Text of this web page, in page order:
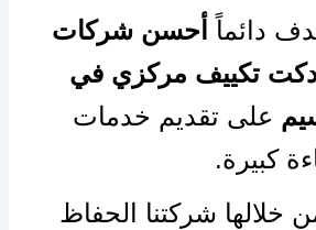
دائماً
أحسن شركات
تكييف مركزي في
على تقديم خدمات
كبيرة.
خلالها شركتنا الحفاظ